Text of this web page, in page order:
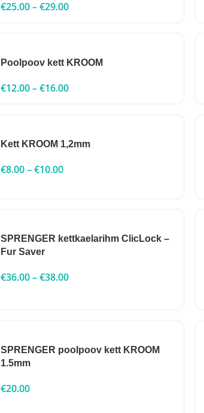
€25.00–€29.00
Poolpoov kett KROOM
€12.00–€16.00
Kett KROOM 1,2mm
€8.00–€10.00
SPRENGER kettkaelarihm ClicLock –
Fur Saver
€36.00–€38.00
SPRENGER poolpoov kett KROOM
1.5mm
€20.00